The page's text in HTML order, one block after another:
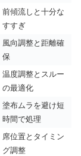
前傾流しと十分な
すすぎ
風向調整と距離確
保
温度調整とスルー
の最適化
塗布ムラを避け短
時間で処理
席位置とタイミン
グ調整